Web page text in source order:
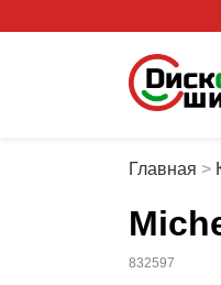
Главная >
832597